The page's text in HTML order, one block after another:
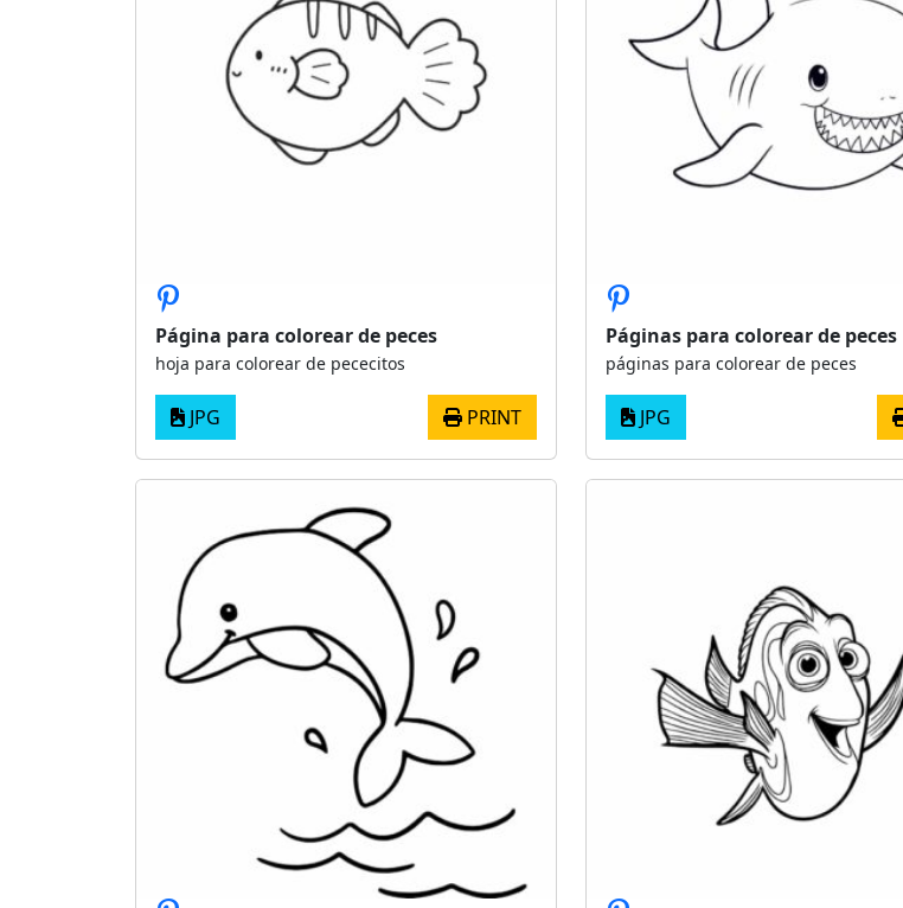
Página para colorear de peces
hoja para colorear de pececitos
JPG PRINT
Páginas para colorear de peces
páginas para colorear de peces
JPG